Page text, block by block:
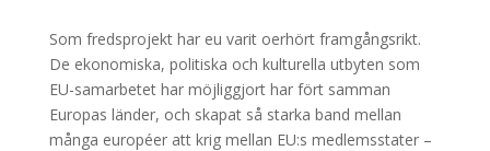
Som fredsprojekt har eu varit oerhört framgångsrikt.
De ekonomiska, politiska och kulturella utbyten som
EU-samarbetet har möjliggjort har fört samman
Europas länder, och skapat så starka band mellan
många européer att krig mellan EU:s medlemsstater –